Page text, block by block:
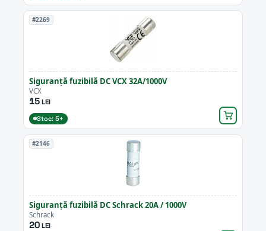
#2269
Siguranță fuzibilă DC VCX 32A/1000V
VCX
15LEI
Stoc: 5+
#2146
Siguranță fuzibilă DC Schrack 20A / 1000V
Schrack
20LEI